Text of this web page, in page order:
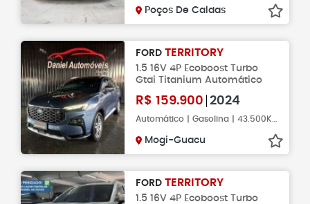
Poços De Caldas
FORD TERRITORY
1.5 16V 4P Ecoboost Turbo
Gtdi Titanium Automático
R$ 159.900 2024
Mogi-Guacu
FORD TERRITORY
1.5 16V 4P Ecoboost Turbo